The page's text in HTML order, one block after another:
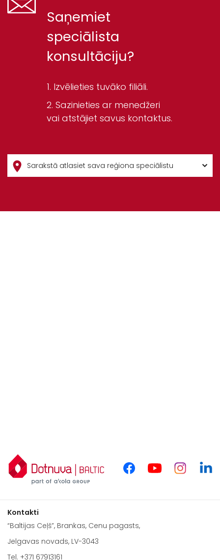
Saņemiet
speciālista
konsultāciju?
Izvēlieties tuvāko filiāli.
Sazinieties ar menedžeri
vai atstājiet savus kontaktus.
Kontakti
“Baltijas Ceļš”, Brankas, Cenu pagasts,
Jelgavas novads, LV-3043
Tel. +371 67913161